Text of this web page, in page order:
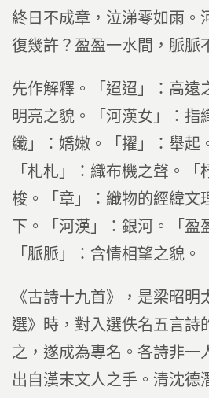
終日不成章，泣涕零如雨。
復幾許？盈盈一水間，脈脈
先作解釋。「迢迢」：高遠
明亮之貌。「河漢女」：指
纖」：嬌嫩。「擢」：舉起
「札札」：織布機之聲。
梭。「章」：織物的經緯文
下。「河漢」：銀河。「盈
「脈脈」：含情相望之貌。
《古詩十九首》，是梁昭明
選》時，對入選佚名五言詩
之，遂成為專名。各詩非一
出自漢末文人之手。清沈德